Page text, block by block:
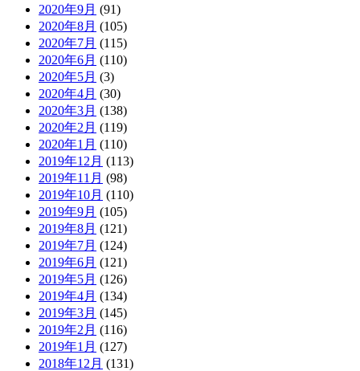
2020年9月 (91)
2020年8月 (105)
2020年7月 (115)
2020年6月 (110)
2020年5月 (3)
2020年4月 (30)
2020年3月 (138)
2020年2月 (119)
2020年1月 (110)
2019年12月 (113)
2019年11月 (98)
2019年10月 (110)
2019年9月 (105)
2019年8月 (121)
2019年7月 (124)
2019年6月 (121)
2019年5月 (126)
2019年4月 (134)
2019年3月 (145)
2019年2月 (116)
2019年1月 (127)
2018年12月 (131)